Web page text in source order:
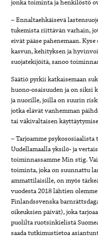
jonka toiminta ja henkilöstö
– Ennaltaehkäisevä
tukemista riittävän varhain,
eivät pääse pahenemaan.
kasvun, kehityksen ja
suojatekijöitä, sanoo
Säätiö pyrkii katkaisemaan
huono-osaisuuden ja on
ja nuorille, joilla on suurin
jotka elävät vanhemman
tai väkivaltaisen
– Tarjoamme
Uudellamaalla yksilö- ja
toiminnassamme Min stig.
toiminta, joka on suunnattu
ammattilaisille, on myös
vuodesta 2018 lähtien
Finlandssvenska
oikeuksien päivät), joka
puolilta ruotsinkielistä
saada tutkimustietoa